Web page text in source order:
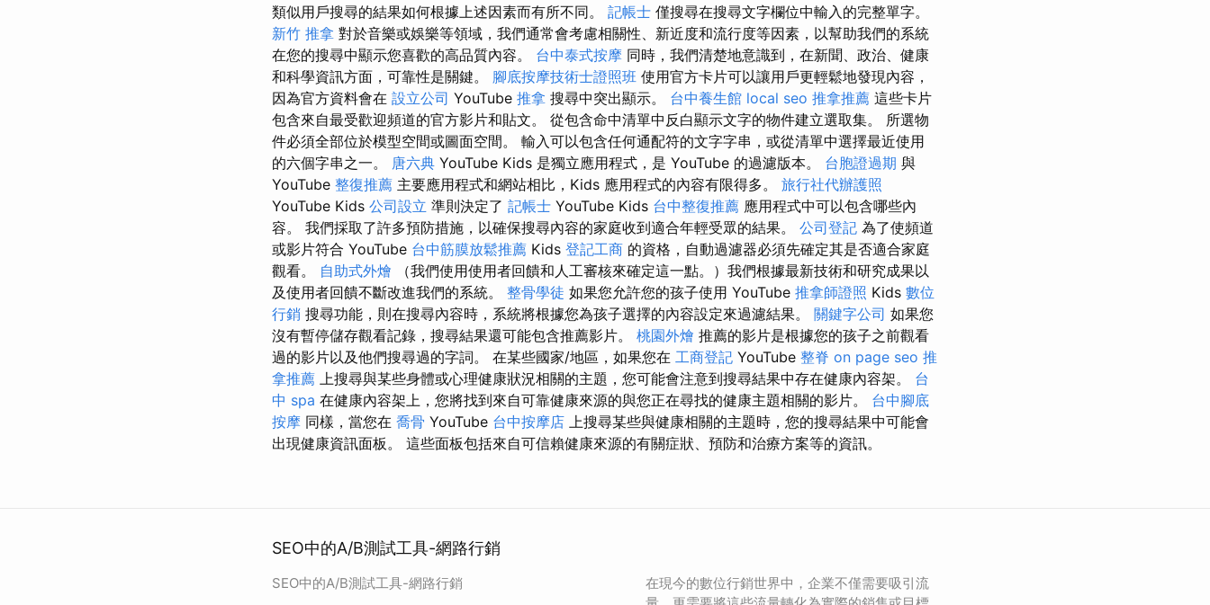
類似用戶搜尋的結果如何根據上述因素而有所不同。 記帳士 僅搜尋在搜尋文字欄位中輸入的完整單字。
新竹 推拿 對於音樂或娛樂等領域，我們通常會考慮相關性、新近度和流行度等因素，以幫助我們的系統
在您的搜尋中顯示您喜歡的高品質內容。 台中泰式按摩 同時，我們清楚地意識到，在新聞、政治、健康
和科學資訊方面，可靠性是關鍵。 腳底按摩技術士證照班 使用官方卡片可以讓用戶更輕鬆地發現內容，
因為官方資料會在 設立公司 YouTube 推拿 搜尋中突出顯示。 台中養生館 local seo 推拿推薦 這些卡片
包含來自最受歡迎頻道的官方影片和貼文。 從包含命中清單中反白顯示文字的物件建立選取集。 所選物
件必須全部位於模型空間或圖面空間。 輸入可以包含任何通配符的文字字串，或從清單中選擇最近使用
的六個字串之一。 唐六典 YouTube Kids 是獨立應用程式，是 YouTube 的過濾版本。 台胞證過期 與
YouTube 整復推薦 主要應用程式和網站相比，Kids 應用程式的內容有限得多。 旅行社代辦護照
YouTube Kids 公司設立 準則決定了 記帳士 YouTube Kids 台中整復推薦 應用程式中可以包含哪些內
容。 我們採取了許多預防措施，以確保搜尋內容的家庭收到適合年輕受眾的結果。 公司登記 為了使頻道
或影片符合 YouTube 台中筋膜放鬆推薦 Kids 登記工商 的資格，自動過濾器必須先確定其是否適合家庭
觀看。 自助式外燴 （我們使用使用者回饋和人工審核來確定這一點。）我們根據最新技術和研究成果以
及使用者回饋不斷改進我們的系統。 整骨學徒 如果您允許您的孩子使用 YouTube 推拿師證照 Kids 數位
行銷 搜尋功能，則在搜尋內容時，系統將根據您為孩子選擇的內容設定來過濾結果。 關鍵字公司 如果您
沒有暫停儲存觀看記錄，搜尋結果還可能包含推薦影片。 桃園外燴 推薦的影片是根據您的孩子之前觀看
過的影片以及他們搜尋過的字詞。 在某些國家/地區，如果您在 工商登記 YouTube 整脊 on page seo 推
拿推薦 上搜尋與某些身體或心理健康狀況相關的主題，您可能會注意到搜尋結果中存在健康內容架。 台
中 spa 在健康內容架上，您將找到來自可靠健康來源的與您​​正在尋找的健康主題相關的影片。 台中腳底
按摩 同樣，當您在 喬骨 YouTube 台中按摩店 上搜尋某些與健康相關的主題時，您的搜尋結果中可能會
出現健康資訊面板。 這些面板包括來自可信賴健康來源的有關症狀、預防和治療方案等的資訊。
SEO中的A/B測試工具-網路行銷
SEO中的A/B測試工具-網路行銷
在現今的數位行銷世界中，企業不僅需要吸引流